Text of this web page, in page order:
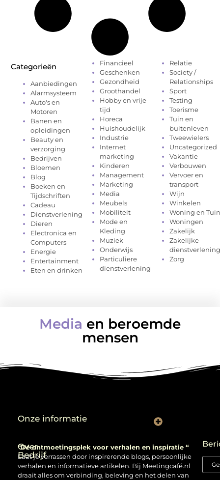
Categorieën
Aanbiedingen
Alarmsysteem
Auto's en
Motoren
Banen en
opleidingen
Beauty en
verzorging
Bedrijven
Bloemen
Blog
Boeken en
Tijdschriften
Cadeau
Dienstverlening
Dieren
Electronica en
Computers
Energie
Entertainment
Eten en drinken
Financieel
Geschenken
Gezondheid
Groothandel
Hobby en vrije
tijd
Horeca
Huishoudelijk
Industrie
Internet
marketing
Kinderen
Management
Marketing
Media
Meubels
Mobiliteit
Mode en
Kleding
Muziek
Onderwijs
Particuliere
dienstverlening
Relatie
Society /
Relationships
Sport
Testing
Toerisme
Tuin en
buitenleven
Tweewielers
Uncategorized
Vakantie
Verbouwen
Vervoer en
transport
Wijn
Winkelen
Woning en Tuin
Woningen
Zakelijk
Zakelijke
dienstverlening
Zorg
Media en beroemde
mensen
Over
Bedrijf
“Dé ontmoetingsplek voor verhalen en inspiratie “
Laat je verrassen door inspirerende blogs, persoonlijke
verhalen en informatieve artikelen. Bij Meetingcafé.nl
draait alles om verbinding, beleving en het delen van
Onze informatie